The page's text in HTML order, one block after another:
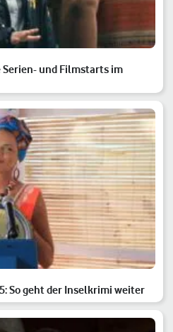
Serien- und Filmstarts im
So geht der Inselkrimi weiter